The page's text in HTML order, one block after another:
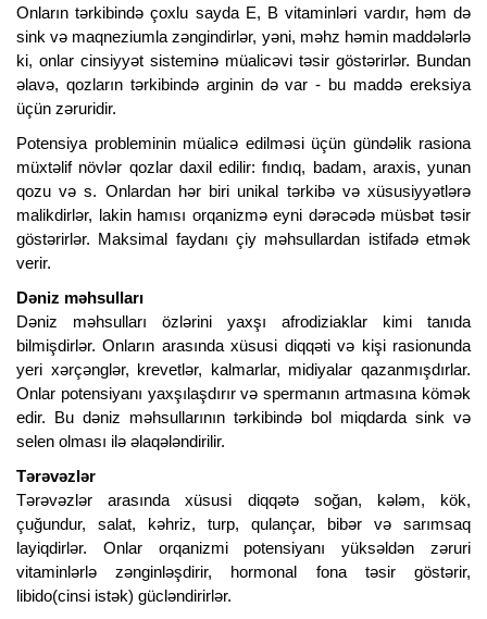
Onların tərkibində çoxlu sayda E, B vitaminləri vardır, həm də
sink və maqneziumla zəngindirlər, yəni, məhz həmin maddələrlə
ki, onlar cinsiyyət sisteminə müalicəvi təsir göstərirlər. Bundan
əlavə, qozların tərkibində arginin də var - bu maddə ereksiya
üçün zəruridir.
Potensiya probleminin müalicə edilməsi üçün gündəlik rasiona
müxtəlif növlər qozlar daxil edilir: fındıq, badam, araxis, yunan
qozu və s. Onlardan hər biri unikal tərkibə və xüsusiyyətlərə
malikdirlər, lakin hamısı orqanizmə eyni dərəcədə müsbət təsir
göstərirlər. Maksimal faydanı çiy məhsullardan istifadə etmək
verir.
Dəniz məhsulları
Dəniz məhsulları özlərini yaxşı afrodiziaklar kimi tanıda
bilmişdirlər. Onların arasında xüsusi diqqəti və kişi rasionunda
yeri xərçənglər, krevetlər, kalmarlar, midiyalar qazanmışdırlar.
Onlar potensiyanı yaxşılaşdırır və spermanın artmasına kömək
edir. Bu dəniz məhsullarının tərkibində bol miqdarda sink və
selen olması ilə əlaqələndirilir.
Tərəvəzlər
Tərəvəzlər arasında xüsusi diqqətə soğan, kələm, kök,
çuğundur, salat, kəhriz, turp, qulançar, bibər və sarımsaq
layiqdirlər. Onlar orqanizmi potensiyanı yüksəldən zəruri
vitaminlərlə zənginləşdirir, hormonal fona təsir göstərir,
libido(cinsi istək) gücləndirirlər.